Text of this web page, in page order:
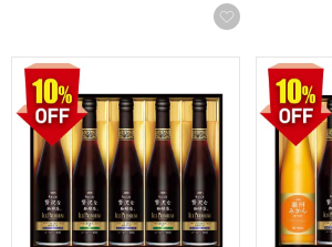
お気に入り
AGFギフト 「ちょっと贅沢な珈琲店
AGFギ